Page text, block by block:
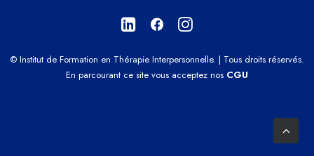
© Institut de Formation en Thérapie Interpersonnelle. | Tous droits réservés.
En parcourant ce site vous acceptez nos CGU